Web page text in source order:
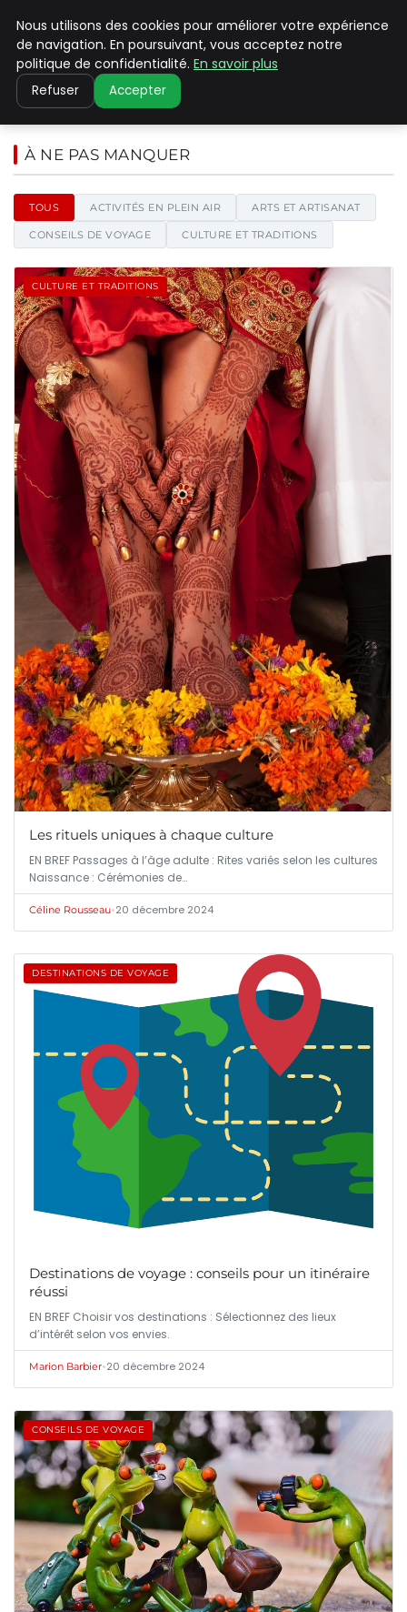
PILAT PATRIMOINES
Pilat Patrimoines - Blog
À NE PAS MANQUER
TOUS ACTIVITÉS EN PLEIN AIR ARTS ET ARTISANAT
CONSEILS DE VOYAGE CULTURE ET TRADITIONS
CULTURE ET TRADITIONS
Les rituels uniques à chaque culture
EN BREF Passages à l’âge adulte : Rites variés selon les cultures
Naissance : Cérémonies de…
Céline Rousseau•20 décembre 2024
DESTINATIONS DE VOYAGE
Destinations de voyage : conseils pour un itinéraire
réussi
EN BREF Choisir vos destinations : Sélectionnez des lieux
d’intérêt selon vos envies.
Marion Barbier•20 décembre 2024
CONSEILS DE VOYAGE
Nous utilisons des cookies pour améliorer votre expérience
de navigation. En poursuivant, vous acceptez notre
politique de confidentialité. En savoir plus
Refuser Accepter